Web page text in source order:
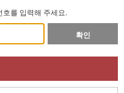
를 입력해 주세요.
확인